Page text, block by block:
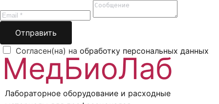
Отправить
Согласен(на) на обработку персональных данных
Лабораторное оборудование и расходные